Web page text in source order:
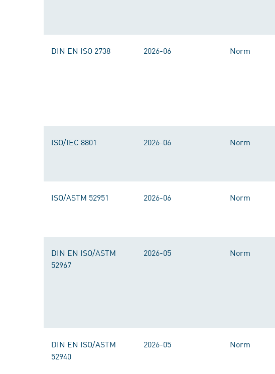
DIN EN ISO 2738 2026-06 Norm
ISO/IEC 8801 2026-06 Norm
ISO/ASTM 52951 2026-06 Norm
DIN EN ISO/ASTM
52967
2026-05 Norm
DIN EN ISO/ASTM
52940
2026-05 Norm